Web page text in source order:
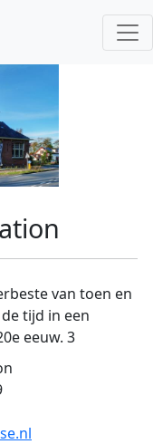
van toen en
tijd in een
eeuw. 3